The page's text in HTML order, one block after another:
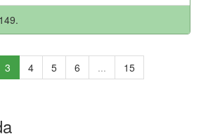
3 4 5 6 ...
15